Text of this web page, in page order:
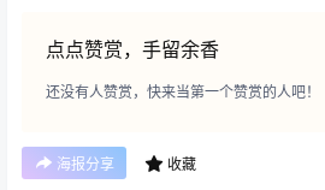
点点赞赏，手留余香
还没有人赞赏，快来当第一个赞赏的人吧！
海报分享 收藏